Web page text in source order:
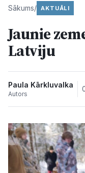
Sākums/ AKTUĀLI
Jaunie
Latviju
Paula Kārkluvalka
Autors